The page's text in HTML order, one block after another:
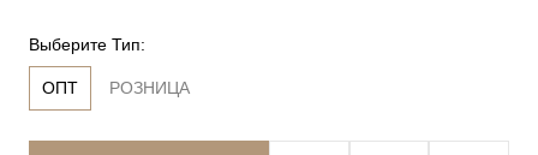
Выберите Тип:
ОПТ РОЗНИЦА